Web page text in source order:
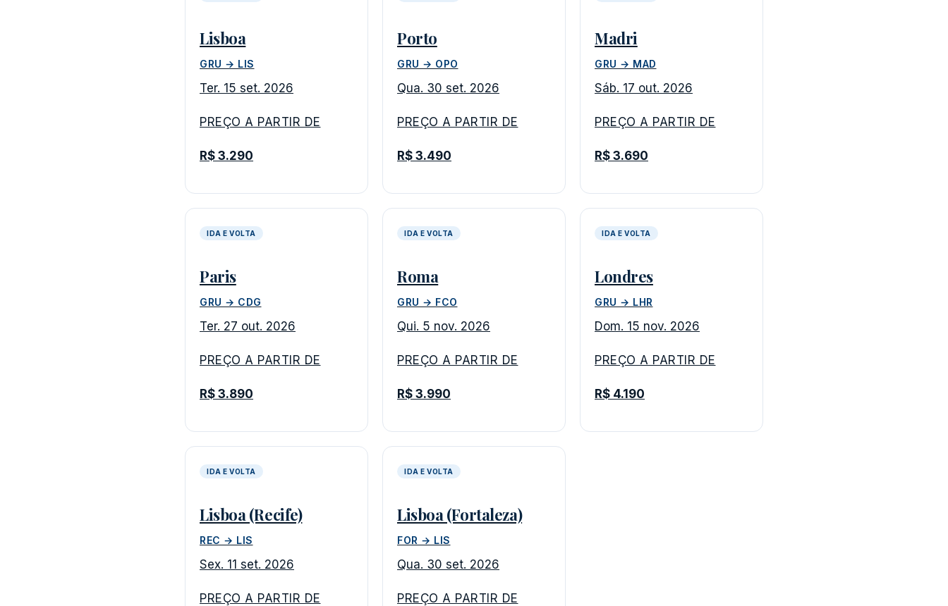
Lisboa
GRU → LIS
Ter. 15 set. 2026
PREÇO A PARTIR DE
R$ 3.290
Porto
GRU → OPO
Qua. 30 set. 2026
PREÇO A PARTIR DE
R$ 3.490
Madri
GRU → MAD
Sáb. 17 out. 2026
PREÇO A PARTIR DE
R$ 3.690
IDA E VOLTA
Paris
GRU → CDG
Ter. 27 out. 2026
PREÇO A PARTIR DE
R$ 3.890
IDA E VOLTA
Roma
GRU → FCO
Qui. 5 nov. 2026
PREÇO A PARTIR DE
R$ 3.990
IDA E VOLTA
Londres
GRU → LHR
Dom. 15 nov. 2026
PREÇO A PARTIR DE
R$ 4.190
IDA E VOLTA
Lisboa (Recife)
REC → LIS
Sex. 11 set. 2026
PREÇO A PARTIR DE
IDA E VOLTA
Lisboa (Fortaleza)
FOR → LIS
Qua. 30 set. 2026
PREÇO A PARTIR DE